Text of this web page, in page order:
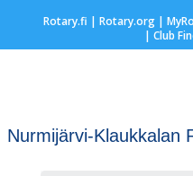
Rotary.fi | Rotary.org|
| Club
Nurmijärvi-Klaukkalan